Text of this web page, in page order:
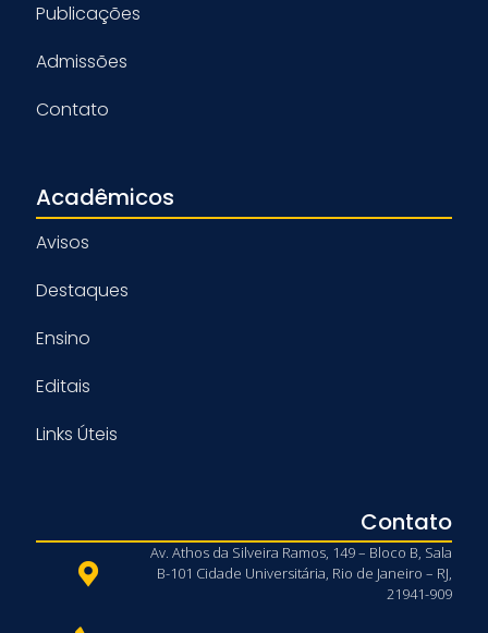
Publicações
Admissões
Contato
Acadêmicos
Avisos
Destaques
Ensino
Editais
Links Úteis
Contato
Av. Athos da Silveira Ramos, 149 – Bloco B, Sala
B-101 Cidade Universitária, Rio de Janeiro – RJ,
21941-909